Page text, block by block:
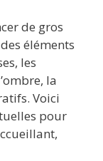
de gros
éléments
les
la
Voici
pour